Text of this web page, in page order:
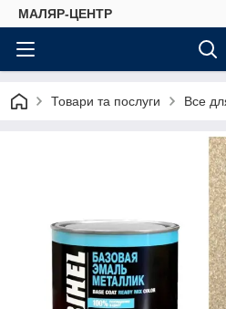
МАЛЯР-ЦЕНТР
Товари та послуги Все